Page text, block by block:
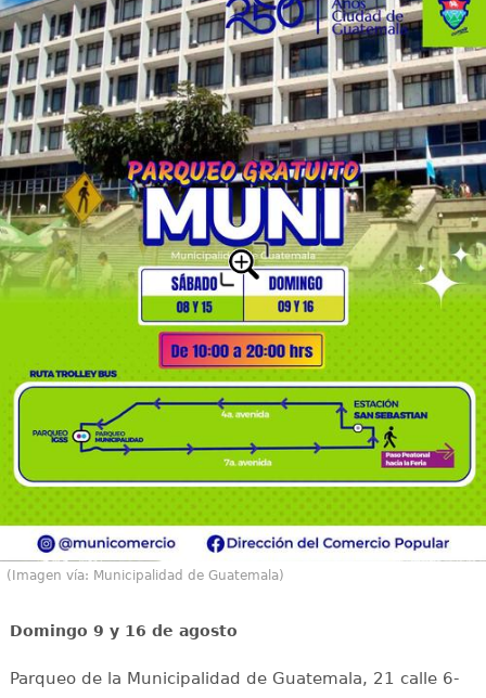
(Imagen vía: Municipalidad de Guatemala)
Domingo 9 y 16 de agosto
Parqueo de la Municipalidad de Guatemala, 21 calle 6-